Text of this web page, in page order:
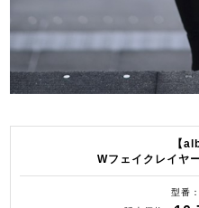
【
Wフェイクレイヤ
型番